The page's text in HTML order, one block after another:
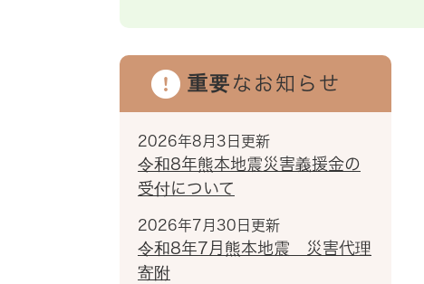
重要なお知らせ
2026年8月3日更新
令和8年熊本地震災害義援金の
受付について
2026年7月30日更新
令和8年7月熊本地震 災害代理
寄附